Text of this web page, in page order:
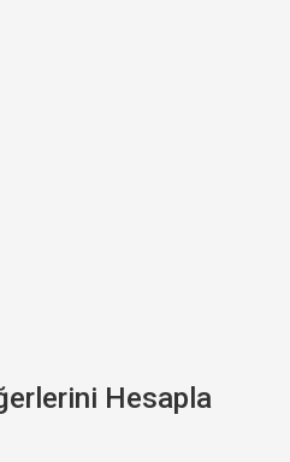
Hesapla